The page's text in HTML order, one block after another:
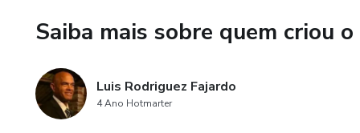
Saiba mais sobre quem criou
Luis Rodriguez Fajardo
4 Ano Hotmarter